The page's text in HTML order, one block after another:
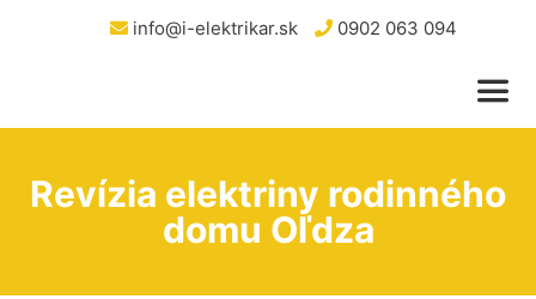
info@i-elektrikar.sk 0902 063 094
Revízia elektriny rodinného
domu Oľdza